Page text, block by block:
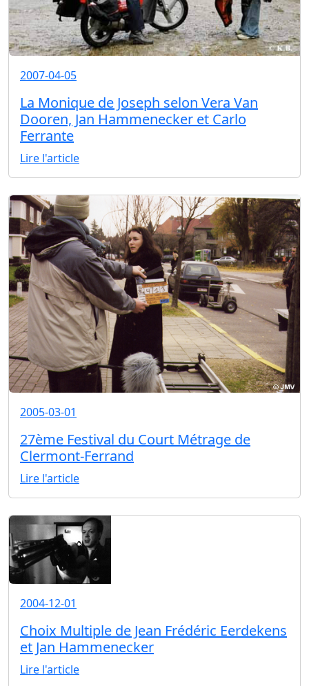
2007-04-05
La Monique de Joseph selon Vera Van
Dooren, Jan Hammenecker et Carlo
Ferrante
Lire l'article
2005-03-01
27ème Festival du Court Métrage de
Clermont-Ferrand
Lire l'article
2004-12-01
Choix Multiple de Jean Frédéric Eerdekens
et Jan Hammenecker
Lire l'article